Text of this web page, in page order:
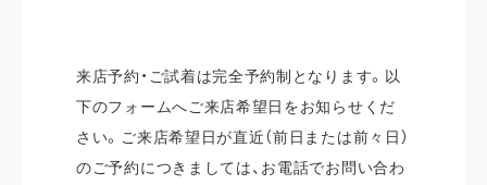
来店予約・ご試着は完全予約制となります。以
下のフォームへご来店希望日をお知らせくだ
さい。ご来店希望日が直近（前日または前々日）
のご予約につきましては、お電話でお問い合わ